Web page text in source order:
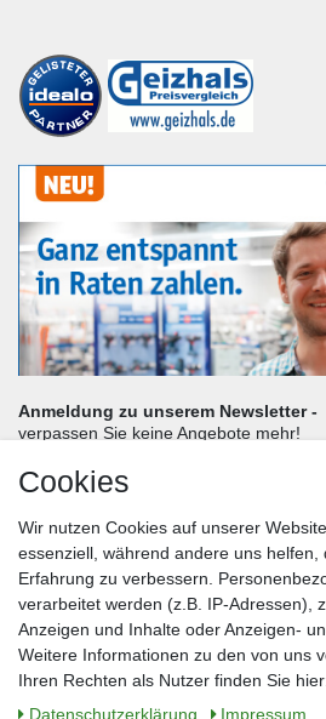
Anmeldung zu unserem Newsletter -
verpassen Sie keine Angebote mehr!
Nachname*
E-Mail*
Cookies
Wir nutzen Cookies auf unserer
essenziell, während andere uns helfen,
Erfahrung zu verbessern.
verarbeitet werden (z.B. IP-Adressen),
Anzeigen und Inhalte oder Anzeigen-
Weitere Informationen zu den von uns
Ihren Rechten als Nutzer finden Sie
Daten­schutz­erklärung
Impressum